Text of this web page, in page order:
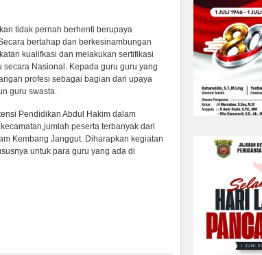
tidak pernah berhenti berupaya
bertahap dan berkesinambungan
kualifkasi dan melakukan sertifikasi
Nasional. Kepada guru guru yang
profesi sebagai bagian dari upaya
guru swasta.
Pendidikan Abdul Hakim dalam
peserta terbanyak dari
Kembang Janggut. Diharapkan kegiatan
untuk para guru yang ada di